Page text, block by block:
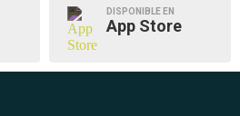
DISPONIBLE EN
App Store